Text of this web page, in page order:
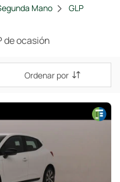
Mano GLP
de ocasión
Ordenar por